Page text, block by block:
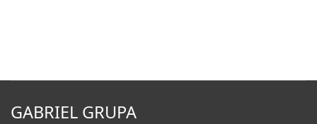
GABRIEL GRUPA